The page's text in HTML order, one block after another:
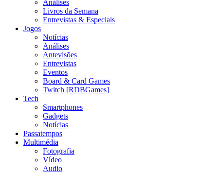
Análises
Livros da Semana
Entrevistas & Especiais
Jogos
Notícias
Análises
Antevisões
Entrevistas
Eventos
Board & Card Games
Twitch [RDBGames]
Tech
Smartphones
Gadgets
Notícias
Passatempos
Multimédia
Fotografia
Vídeo
Audio